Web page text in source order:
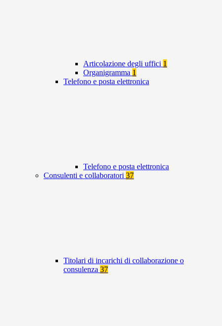
Articolazione degli uffici 1
Organigramma 1
Telefono e posta elettronica
Telefono e posta elettronica
Consulenti e collaboratori 37
Titolari di incarichi di collaborazione o
consulenza 37